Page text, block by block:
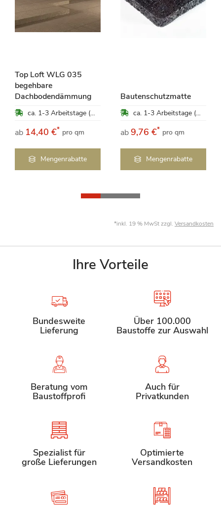
Top Loft WLG 035
begehbare
Dachbodendämmung
ca. 1-3 Arbeitstage (Mo-Fr)
ab 14,40 €* pro qm
Mengenrabatte
Bautenschutzmatte
ca. 1-3 Arbeitstage (Mo-Fr)
ab9,76 €* pro qm
Mengenrabatte
*inkl. 19 % MwSt zzgl. Versandkosten
Ihre Vorteile
Bundesweite
Lieferung
Über 100.000
Baustoffe zur Auswahl
Beratung vom
Baustoffprofi
Auch für
Privatkunden
Spezialist für
große Lieferungen
Optimierte
Versandkosten